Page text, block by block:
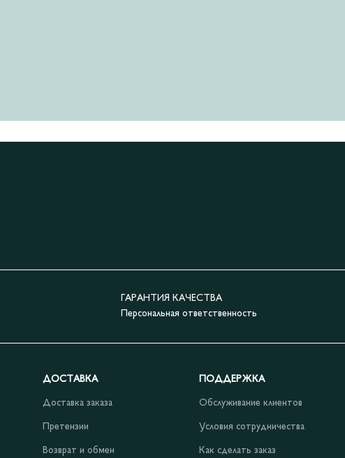
ГАРАНТИЯ КАЧЕСТВА
Персональная ответственность
ДОСТАВКА
Доставка заказа
Претензии
Возврат и обмен
ПОДДЕРЖКА
Обслуживание клиентов
Условия сотрудничества
Как сделать заказ